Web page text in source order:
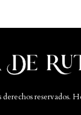
reservados.